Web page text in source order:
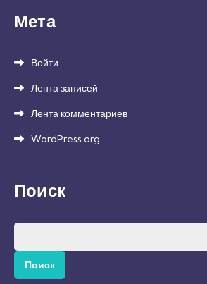
Мета
Войти
Лента записей
Лента комментариев
WordPress.org
Поиск